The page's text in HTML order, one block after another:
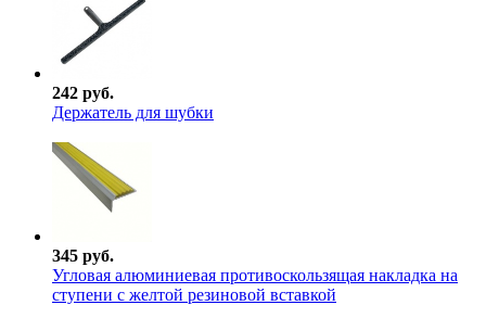
242 руб.
Держатель для шубки
345 руб.
Угловая алюминиевая противоскользящая накладка на
ступени с желтой резиновой вставкой